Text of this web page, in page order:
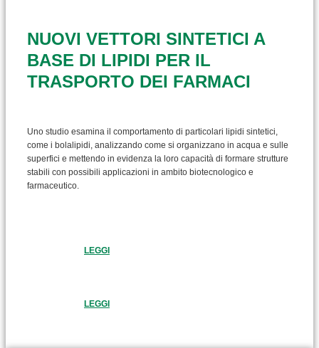
NUOVI VETTORI SINTETICI A
BASE DI LIPIDI PER IL
TRASPORTO DEI FARMACI
Uno studio esamina il comportamento di particolari lipidi sintetici,
come i bolalipidi, analizzando come si organizzano in acqua e sulle
superfici e mettendo in evidenza la loro capacità di formare strutture
stabili con possibili applicazioni in ambito biotecnologico e
farmaceutico.
LEGGI
LEGGI